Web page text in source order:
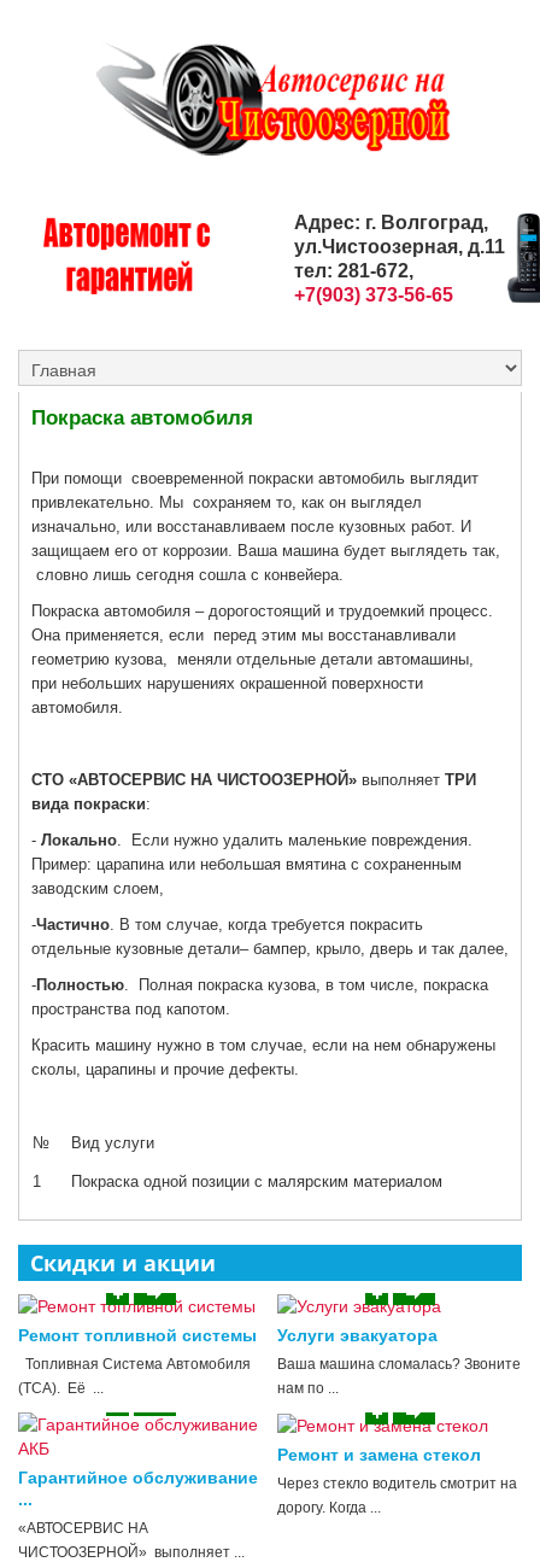
Адрес: г. Волгоград,
ул.Чистоозерная, д.11
тел: 281-672,
+7(903) 373-56-65
Покраска автомобиля
При помощи своевременной покраски автомобиль выглядит
привлекательно. Мы сохраняем то, как он выглядел
изначально, или восстанавливаем после кузовных работ. И
защищаем его от коррозии. Ваша машина будет выглядеть так,
словно лишь сегодня сошла с конвейера.
Покраска автомобиля – дорогостоящий и трудоемкий процесс.
Она применяется, если перед этим мы восстанавливали
геометрию кузова, меняли отдельные детали автомашины,
при небольших нарушениях окрашенной поверхности
автомобиля.
СТО «АВТОСЕРВИС НА ЧИСТООЗЕРНОЙ» выполняет ТРИ
вида покраски:
- Локально . Если нужно удалить маленькие повреждения.
Пример: царапина или небольшая вмятина с сохраненным
заводским слоем,
-Частично . В том случае, когда требуется покрасить
отдельные кузовные детали– бампер, крыло, дверь и так далее,
-Полностью . Полная покраска кузова, в том числе, покраска
пространства под капотом.
Красить машину нужно в том случае, если на нем обнаружены
сколы, царапины и прочие дефекты.
№ Вид услуги
1 Покраска одной позиции с малярским материалом
Скидки и акции
Ремонт топливной системы
Топливная Система Автомобиля
(ТСА). Её ...
Услуги эвакуатора
Ваша машина сломалась? Звоните
нам по ...
Гарантийное обслуживание
...
«АВТОСЕРВИС НА
ЧИСТООЗЕРНОЙ» выполняет ...
Ремонт и замена стекол
Через стекло водитель смотрит на
дорогу. Когда ...